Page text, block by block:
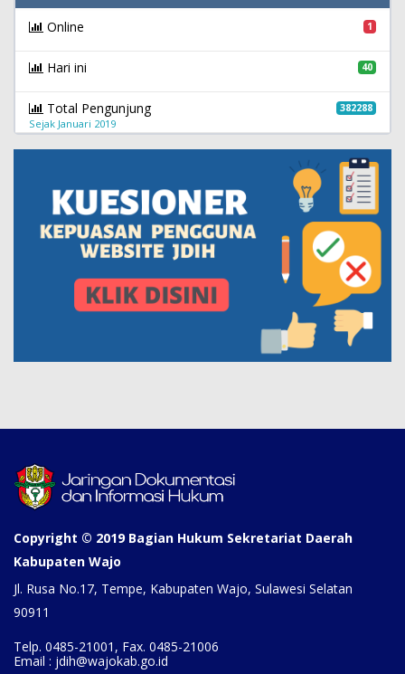
Online 1
Hari ini 40
Total Pengunjung 382288
Sejak Januari 2019
Copyright © 2019 Bagian Hukum Sekretariat Daerah
Kabupaten Wajo
Jl. Rusa No.17, Tempe, Kabupaten Wajo, Sulawesi Selatan
90911
Telp. 0485-21001, Fax. 0485-21006
Email : jdih@wajokab.go.id